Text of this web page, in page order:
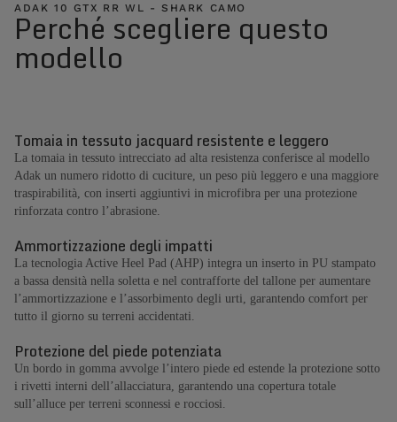
ADAK 10 GTX RR WL - SHARK CAMO
Perché scegliere questo
modello
Tomaia in tessuto jacquard resistente e leggero
La tomaia in tessuto intrecciato ad alta resistenza conferisce al modello
Adak un numero ridotto di cuciture, un peso più leggero e una maggiore
traspirabilità, con inserti aggiuntivi in microfibra per una protezione
rinforzata contro l’abrasione.
Ammortizzazione degli impatti
La tecnologia Active Heel Pad (AHP) integra un inserto in PU stampato
a bassa densità nella soletta e nel contrafforte del tallone per aumentare
l’ammortizzazione e l’assorbimento degli urti, garantendo comfort per
tutto il giorno su terreni accidentati.
Protezione del piede potenziata
Un bordo in gomma avvolge l’intero piede ed estende la protezione sotto
i rivetti interni dell’allacciatura, garantendo una copertura totale
sull’alluce per terreni sconnessi e rocciosi.